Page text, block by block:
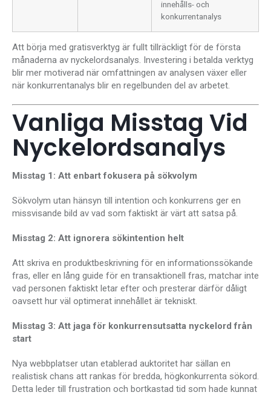
innehålls- och
konkurrentanalys
Att börja med gratisverktyg är fullt tillräckligt för de första
månaderna av nyckelordsanalys. Investering i betalda verktyg
blir mer motiverad när omfattningen av analysen växer eller
när konkurrentanalys blir en regelbunden del av arbetet.
Vanliga Misstag Vid
Nyckelordsanalys
Misstag 1: Att enbart fokusera på sökvolym
Sökvolym utan hänsyn till intention och konkurrens ger en
missvisande bild av vad som faktiskt är värt att satsa på.
Misstag 2: Att ignorera sökintention helt
Att skriva en produktbeskrivning för en informationssökande
fras, eller en lång guide för en transaktionell fras, matchar inte
vad personen faktiskt letar efter och presterar därför dåligt
oavsett hur väl optimerat innehållet är tekniskt.
Misstag 3: Att jaga för konkurrensutsatta nyckelord från
start
Nya webbplatser utan etablerad auktoritet har sällan en
realistisk chans att rankas för bredda, högkonkurrenta sökord.
Detta leder till frustration och bortkastad tid som hade kunnat